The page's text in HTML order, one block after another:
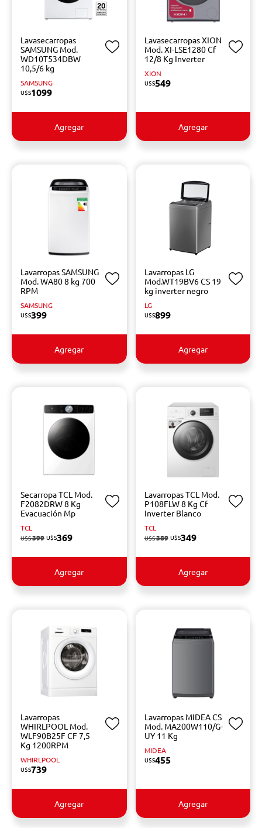
Lavasecarropas
SAMSUNG Mod.
WD10T534DBW
10,5/6 kg
SAMSUNG
U$S1099
Agregar
Lavasecarropas XION
Mod. XI-LSE1280 Cf
12/8 Kg Inverter
XION
U$S549
Agregar
Lavarropas SAMSUNG
Mod. WA80 8 kg 700
RPM
SAMSUNG
U$S399
Agregar
Lavarropas LG
Mod.WT19BV6 CS 19
kg inverter negro
LG
U$S899
Agregar
Secarropa TCL Mod.
F2082DRW 8 Kg
Evacuación Mp
TCL
U$S399 U$S369
Agregar
Lavarropas TCL Mod.
P108FLW 8 Kg Cf
Inverter Blanco
TCL
U$S389 U$S349
Agregar
Lavarropas
WHIRLPOOL Mod.
WLF90B25F CF 7,5
Kg 1200RPM
WHIRLPOOL
U$S739
Agregar
Lavarropas MIDEA CS
Mod. MA200W110/G-
UY 11 Kg
MIDEA
U$S455
Agregar